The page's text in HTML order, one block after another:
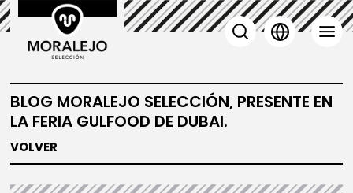
BLOG MORALEJO SELECCIÓN, PRESENTE EN
LA FERIA GULFOOD DE DUBAI.
VOLVER